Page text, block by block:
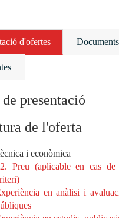
d'ofertes Documents
presentació
de l'oferta
i econòmica
Preu (aplicable en cas
en anàlisi i